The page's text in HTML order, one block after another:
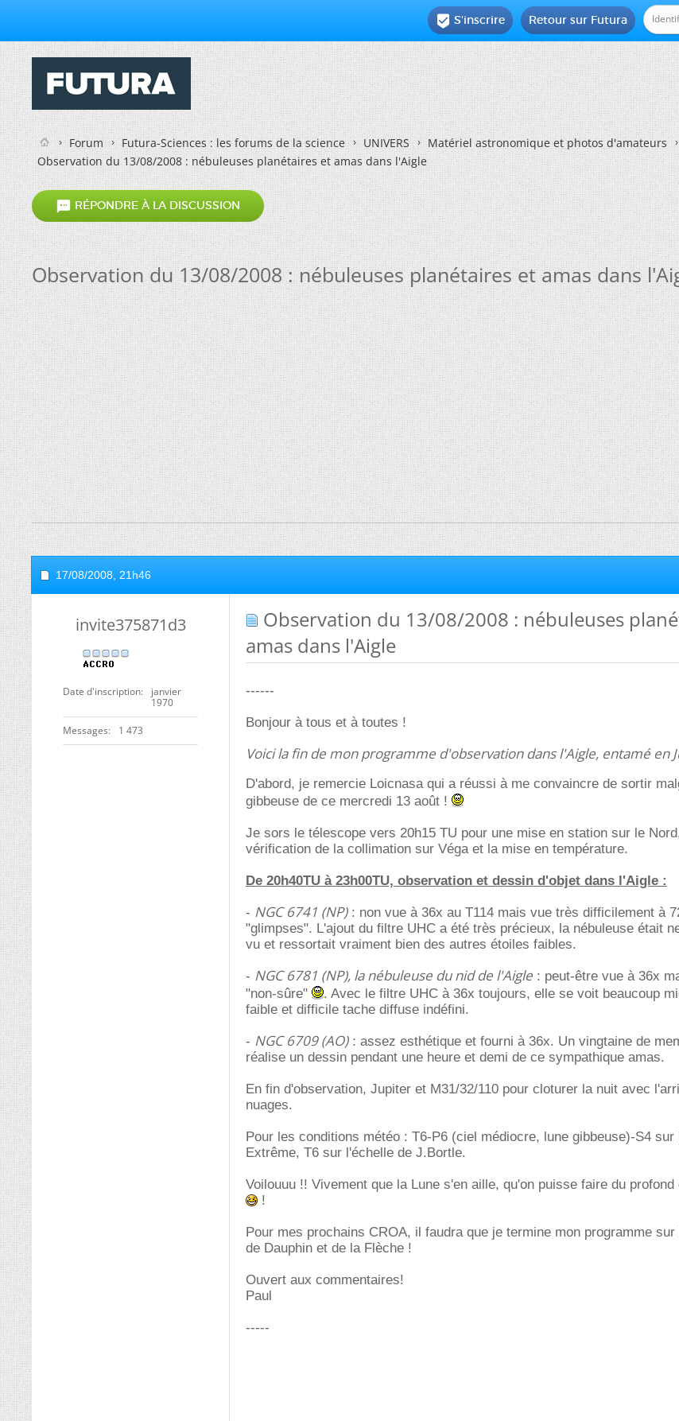
Retour sur Futura
 S'inscrire
Forum Futura-Sciences : les forums de la science UNIVERS
Matériel astronomique et photos d'amateurs
Observation du 13/08/2008 : nébuleuses planétaires et amas dans l'Aigle
 RÉPONDRE À LA DISCUSSION
Observation du 13/08/2008 : nébuleuses planétaires et amas dans
17/08/2008, 21h46
invite375871d3
Date d'inscription
janvier
1970
Messages 1 473
Observation du 13/08/2008 : nébuleuses
amas dans l'Aigle
------
Bonjour à tous et à toutes !
Voici la fin de mon programme d'observation dans l'Aigle, entamé en
D'abord, je remercie Loicnasa qui a réussi à me convaincre de sortir
gibbeuse de ce mercredi 13 août !
Je sors le télescope vers 20h15 TU pour une mise en station sur le
vérification de la collimation sur Véga et la mise en température.
De 20h40TU à 23h00TU, observation et dessin d'objet dans l'Aigle :
- NGC 6741 (NP): non vue à 36x au T114 mais vue très difficilement à
"glimpses". L'ajout du filtre UHC a été très précieux, la nébuleuse était
vu et ressortait vraiment bien des autres étoiles faibles.
- NGC 6781 (NP), la nébuleuse du nid de l'Aigle : peut-être vue à 36x
"non-sûre"
. Avec le filtre UHC à 36x toujours, elle se voit beaucoup
faible et difficile tache diffuse indéfini.
- NGC 6709 (AO): assez esthétique et fourni à 36x. Un vingtaine de
réalise un dessin pendant une heure et demi de ce sympathique amas.
En fin d'observation, Jupiter et M31/32/110 pour cloturer la nuit avec
nuages.
Pour les conditions météo : T6-P6 (ciel médiocre, lune gibbeuse)-S4 sur
Extrême, T6 sur l'échelle de J.Bortle.
Voilouuu !! Vivement que la Lune s'en aille, qu'on puisse faire du
!
Pour mes prochains CROA, il faudra que je termine mon programme
de Dauphin et de la Flèche !
Ouvert aux commentaires!
Paul
-----